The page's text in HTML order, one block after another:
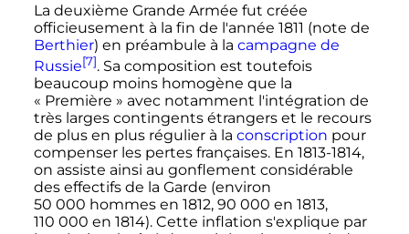
La deuxième Grande Armée fut créée
officieusement à la fin de l'année 1811 (note de
Berthier) en préambule à la campagne de
Russie[7]. Sa composition est toutefois
beaucoup moins homogène que la
« Première » avec notamment l'intégration de
très larges contingents étrangers et le recours
de plus en plus régulier à la conscription pour
compenser les pertes françaises. En 1813-1814,
on assiste ainsi au gonflement considérable
des effectifs de la Garde (environ
50 000 hommesen 1812, 90 000 en 1813,
110 000 en 1814). Cette inflation s'explique par